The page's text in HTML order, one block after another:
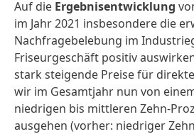
Auf die Ergebnis­entwicklung
im Jahr 2021 insbesondere die
Nachfrage­belebung im
Friseur­geschäft positiv
stark steigende Preise für
wir im Gesamtjahr nun von
niedrigen bis mittleren Zehn-
ausgehen (vorher: niedriger